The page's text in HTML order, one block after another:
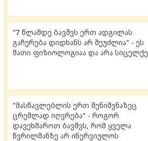
"7 წლამდე ბავშვს ერთ ადგილას
გაჩერება დიდხანს არ შეუძლია" - ეს
მათი ფიზიოლოგიაა და არა სიცელქე
"მასწავლებლის ერთ შენიშვნაზეც
ცრემლად იღვრება" - როგორ
დავეხმაროთ ბავშვს, რომ ყველა
წვრილმანზე არ ინერვიულოს